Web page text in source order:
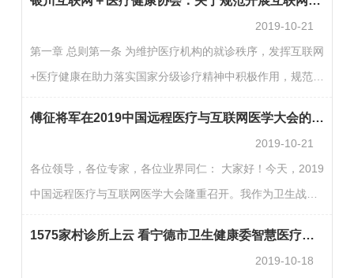
CHIMA 2019大会发布后即受到医疗信息化同仁的一致好
评。现CHIMA加印了第二版，同时在公众号发布数期典型案
例，为大家分享信息安全事故经验，避免事故重现，共建医
院信息安全网络。【案例概述】案例关键字：WIFI 微波治疗
仪 信号干扰在部署无线网络时，网络管理员首先要考虑的便
2019-10-21
第一章 总则第一条 为维护医疗机构的就诊秩序，发挥互联网
+医疗健康在助力落实国家分级诊疗精神中积极作用，规范互
康协会特制定本公约。第二条 本公约所称的“互联网+预约转
诊”，是指互联网医疗健康第三方平台为方便患者就医，提供
向医疗机构挂号、加号等服务的总称。第三条 坚持公益性原
则。公立医疗资源属于公共资源，任何互联网医疗健康第三
方平台不得以倒卖公立医院号源获取利益，不得以提供…
傅征将军在2019中国远程医疗与互联网医学大会的致词
2019-10-21
各位领导，各位专家，各位业界同仁： 大家好！今天，2019
中国远程医疗与互联网医学大会隆重召开。我作为卫生战线
兵，应邀出席这次会议，感到非常高兴。我向大会致以衷心
的祝贺！当前，在党和国家大力推进健康中国建设、不断深
1575家村诊所上云 看宁德市卫生健康委智慧医疗桌面云建设之路
2019-10-18